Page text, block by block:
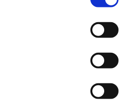
Ein System.